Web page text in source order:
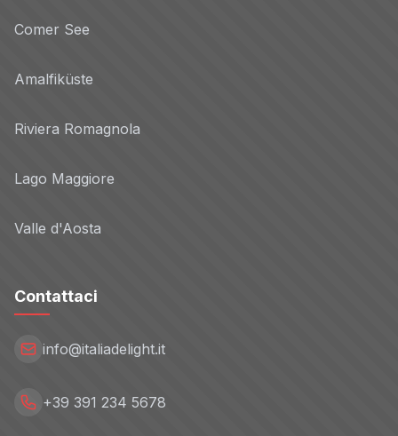
Comer See
Amalfiküste
Riviera Romagnola
Lago Maggiore
Valle d'Aosta
Contattaci
info@italiadelight.it
+39 391 234 5678